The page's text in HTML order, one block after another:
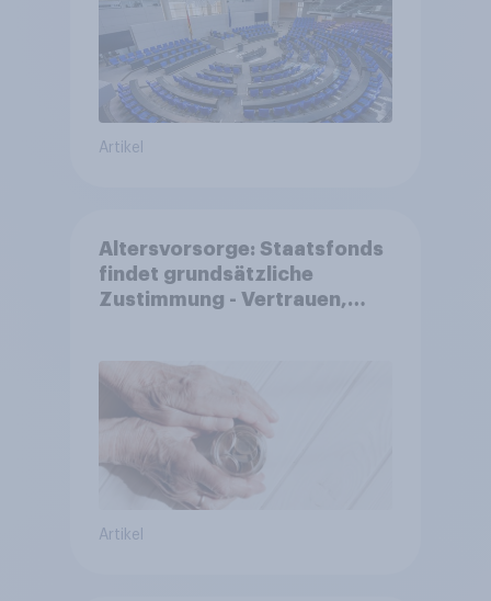
Artikel
Altersvorsorge: Staatsfonds
findet grundsätzliche
Zustimmung - Vertrauen,
Akzeptanz
Artikel